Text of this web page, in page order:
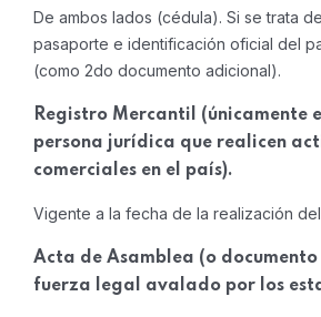
De ambos lados (cédula). Si se trata
pasaporte e identificación oficial del
(como 2do documento adicional).
Registro Mercantil (únicamente
persona jurídica que realicen
comerciales en el país).
Vigente a la fecha de la realización
Acta de Asamblea (o documento
fuerza legal avalado por los